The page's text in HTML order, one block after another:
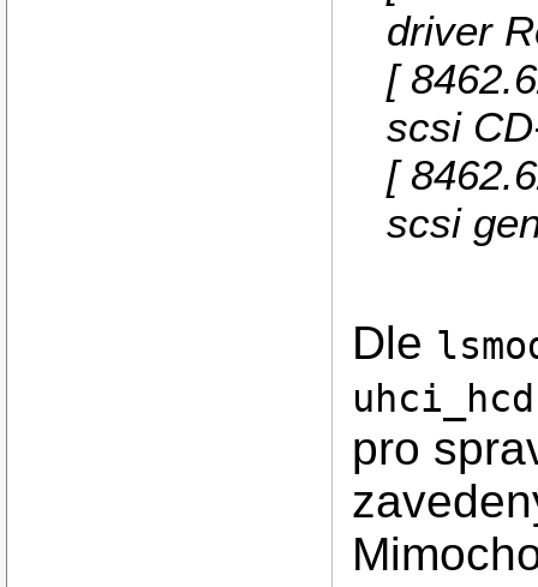
driver
[
scsi
[
scsi
Dle
uhci_hcd
pro